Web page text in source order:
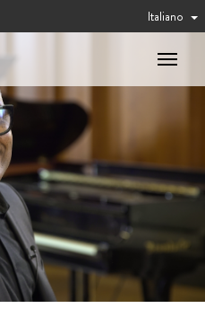
Italiano
Toggle